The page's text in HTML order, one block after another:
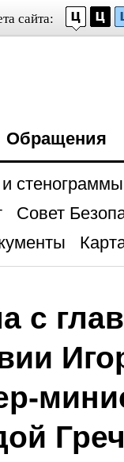
сайта:
Обращения
стенограммы
Совет
с